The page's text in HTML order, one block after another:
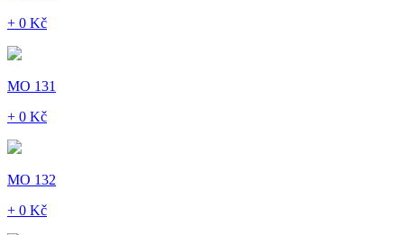
+ 0 Kč
MO 131
+ 0 Kč
MO 132
+ 0 Kč